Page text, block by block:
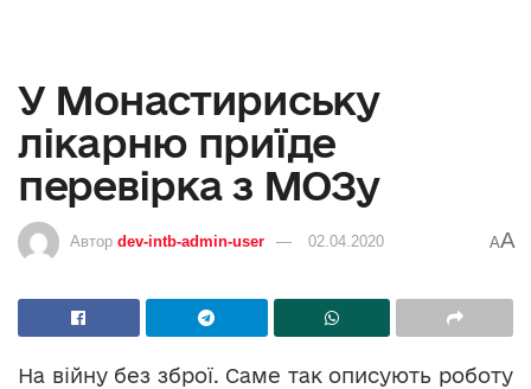
У Монастириську
лікарню приїде
перевірка з МОЗу
Автор dev-intb-admin-user 02.04.2020 AA
На війну без зброї. Саме так описують роботу